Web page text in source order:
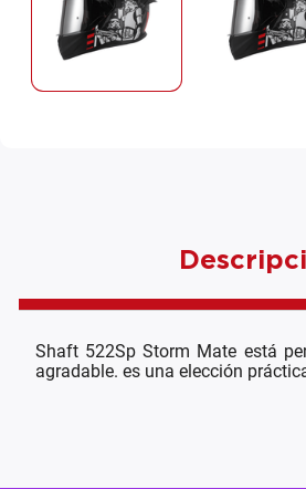
Shaft 522Sp Storm Mate está
agradable. es una elección